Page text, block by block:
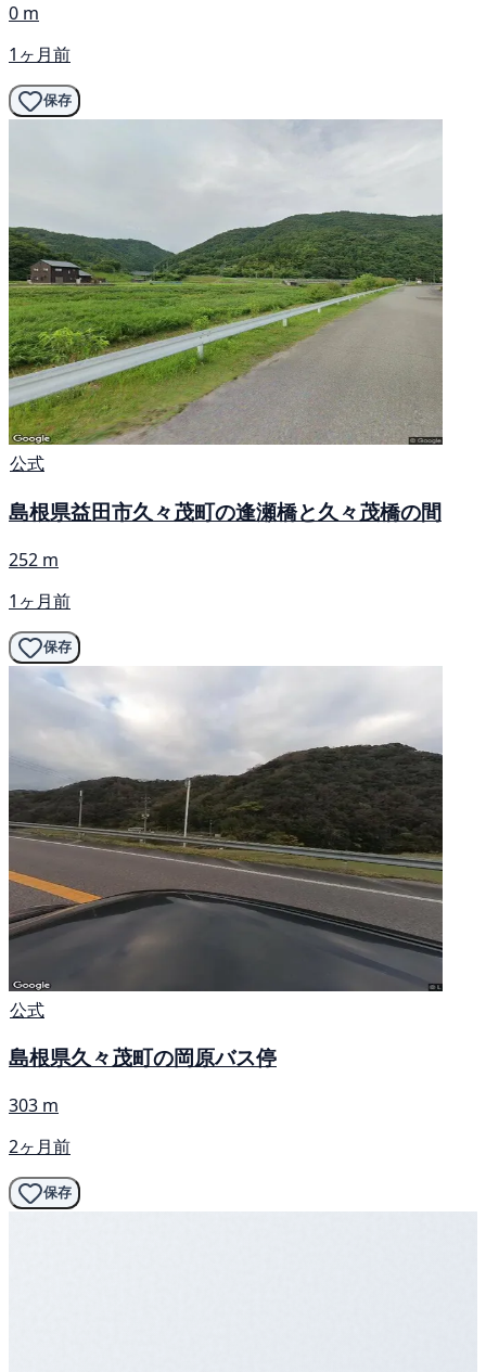
0 m
1ヶ月前
保存
公式
島根県益田市久々茂町の逢瀬橋と久々茂橋の間
252 m
1ヶ月前
保存
公式
島根県久々茂町の岡原バス停
303 m
2ヶ月前
保存